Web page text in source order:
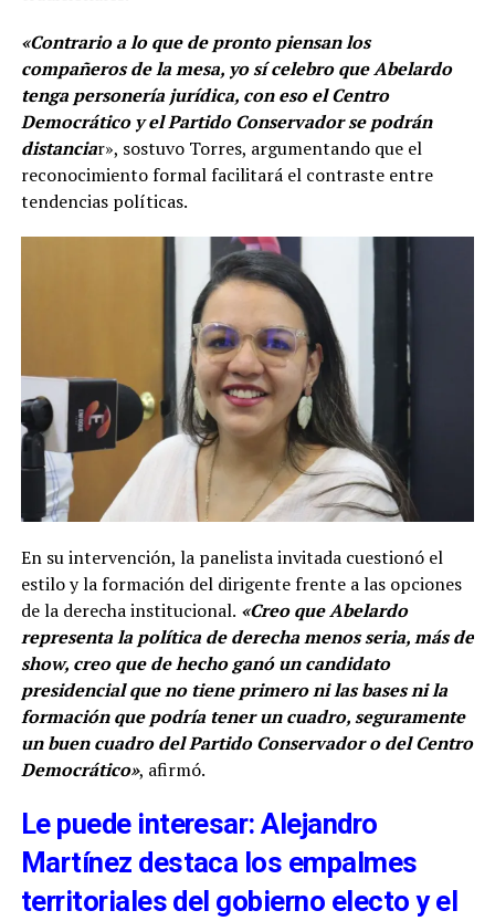
«Contrario a lo que de pronto piensan los
compañeros de la mesa, yo sí celebro que Abelardo
tenga personería jurídica, con eso el Centro
Democrático y el Partido Conservador se podrán
distanciar», sostuvo Torres, argumentando que el
reconocimiento formal facilitará el contraste entre
tendencias políticas.
En su intervención, la panelista invitada cuestionó el
estilo y la formación del dirigente frente a las opciones
de la derecha institucional. «Creo que Abelardo
representa la política de derecha menos seria, más de
show, creo que de hecho ganó un candidato
presidencial que no tiene primero ni las bases ni la
formación que podría tener un cuadro, seguramente
un buen cuadro del Partido Conservador o del Centro
Democrático», afirmó.
Le puede interesar: Alejandro
Martínez destaca los empalmes
territoriales del gobierno electo y el